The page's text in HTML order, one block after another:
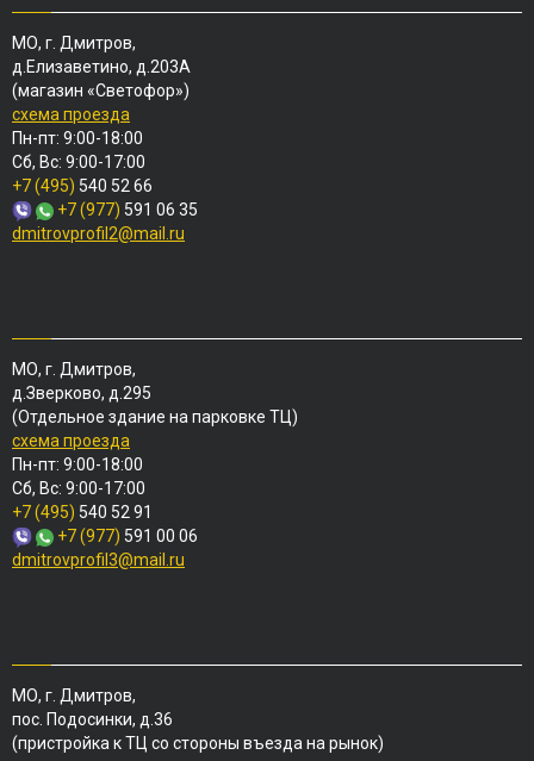
МО, г. Дмитров,
д.Елизаветино, д.203А
(магазин «Светофор»)
схема проезда
Пн-пт: 9:00-18:00
Сб, Вс: 9:00-17:00
+7 (495) 540 52 66
+7 (977) 591 06 35
dmitrovprofil2@mail.ru
МО, г. Дмитров,
д.Зверково, д.295
(Отдельное здание на парковке ТЦ)
схема проезда
Пн-пт: 9:00-18:00
Сб, Вс: 9:00-17:00
+7 (495) 540 52 91
+7 (977) 591 00 06
dmitrovprofil3@mail.ru
МО, г. Дмитров,
пос. Подосинки, д.36
(пристройка к ТЦ со стороны въезда на рынок)